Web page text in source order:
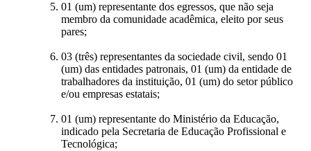
01 (um) representante dos egressos, que não seja
membro da comunidade acadêmica, eleito por seus
pares;
03 (três) representantes da sociedade civil, sendo 01
(um) das entidades patronais, 01 (um) da entidade de
trabalhadores da instituição, 01 (um) do setor público
e/ou empresas estatais;
01 (um) representante do Ministério da Educação,
indicado pela Secretaria de Educação Profissional e
Tecnológica;